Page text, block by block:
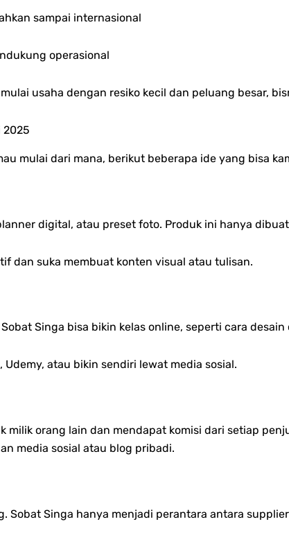
sampai internasional
operasional
usaha dengan resiko kecil dan peluang besar,
2025
mulai dari mana, berikut beberapa ide yang bisa
digital, atau preset foto. Produk ini hanya
dan suka membuat konten visual atau tulisan.
Singa bisa bikin kelas online, seperti cara
atau bikin sendiri lewat media sosial.
milik orang lain dan mendapat komisi dari setiap
media sosial atau blog pribadi.
Sobat Singa hanya menjadi perantara antara